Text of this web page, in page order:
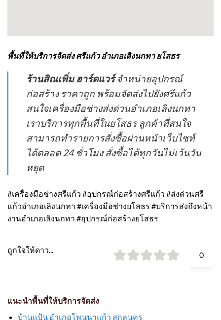
พื้นที่ให้บริการจัดส่ง ศรีแก้ว อำเภอเลิงนกทา ยโสธร
ร้านสิณเพิ่ม ฮาร์ดแวร์จำหน่ายอุปกรณ์
ก่อสร้าง ราคาถูก พร้อมจัดส่งไปยังศรีแก้ว
สนใจเครื่องมือช่างส่งด่วนอำเภอเลิงนกทา
เราบริการทุกพื้นที่ในยโสธร ลูกค้าที่สนใจ
สามารถทำรายการสั่งซื้อผ่านหน้าเว็บไซท์
ได้ตลอด 24 ชั่วโมง สั่งซื้อได้ทุกวันไม่เว้นวัน
หยุด
#เครื่องมือช่างศรีแก้ว #อุปกรณ์ก่อสร้างศรีแก้ว #ส่งด่วนศรี
แก้วอำเภอเลิงนกทา #เครื่องมือช่างยโสธร #บริการส่งถึงหน้า
งานอำเภอเลิงนกทา #อุปกรณ์ก่อสร้างยโสธร
ถูกใจให้ดาว...
0
แนะนำพื้นที่ให้บริการจัดส่ง
บ้านแป้น อำเภอโพนนาแก้ว สกลนคร